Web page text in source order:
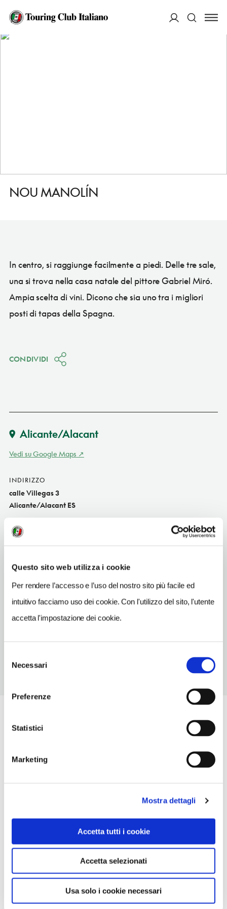
Questo sito web utilizza i cookie
Per rendere l’accesso e l’uso del nostro sito più facile ed
intuitivo facciamo uso dei cookie. Con l'utilizzo del sito, l'utente
accetta l'impostazione dei cookie.
delNecessari
Preferenze
Statistici
Marketing
Mostra dettagli
Accetta tutti i cookie
Accetta selezionati
Usa solo i cookie necessari
HOME
NOU MANOLÍN
NOU MANOLÍN
In centro, si raggiunge facilmente a piedi. Delle tre sale,
una si trova nella casa natale del pittore Gabriel Miró.
Ampia scelta di vini. Dicono che sia uno tra i migliori
posti di tapas della Spagna.
CONDIVIDI
Alicante/Alacant
Vedi su Google Maps
INDIRIZZO
calle Villegas 3
Alicante/Alacant ES
SITO WEB
www.grupogastronou.com
administracion@noumanolin.com
965200368
TIPO DI CUCINA